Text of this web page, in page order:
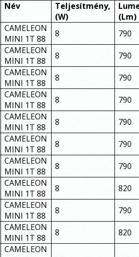
Név
Teljesítmény,
(W)
(Lm)
CAMELEON
MINI 1T 88
8 790
CAMELEON
MINI 1T 88
8 790
CAMELEON
MINI 1T 88
8 790
CAMELEON
MINI 1T 88
8 790
CAMELEON
MINI 1T 88
8 790
CAMELEON
MINI 1T 88
8 790
CAMELEON
MINI 1T 88
8 790
CAMELEON
MINI 1T 88
8 820
CAMELEON
MINI 1T 88
8 790
CAMELEON
MINI 1T 88
8 820
CAMELEON